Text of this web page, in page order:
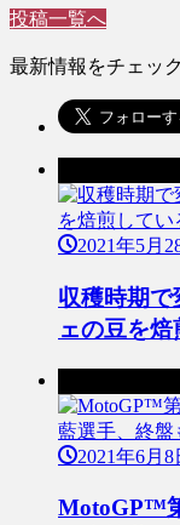
投稿一覧へ
最新情報をチェッ
2021年5月
収穫時期で
ェの豆を
2021年6月8
MotoGP™